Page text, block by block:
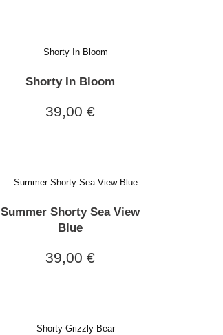
Shorty In Bloom
39,00 €
Summer Shorty Sea View
Blue
39,00 €